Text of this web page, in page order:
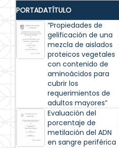
PORTADATÍTULO
“Propiedades de
gelificación de una
mezcla de aislados
proteicos vegetales
con contenido de
aminoácidos para
cubrir los
requerimientos de
adultos mayores”
Evaluación del
porcentaje de
metilación del ADN
en sangre periférica